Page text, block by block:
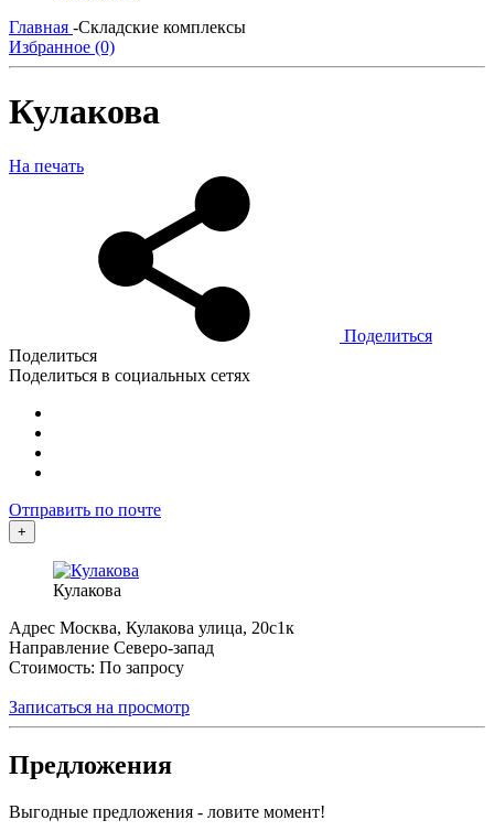
Главная -Складские комплексы
Избранное (0)
Кулакова
На печать
Поделиться
Поделиться
Поделиться в социальных сетях
Отправить по почте
+
Кулакова
Адрес Москва, Кулакова улица, 20с1к
Направление Северо-запад
Стоимость: По запросу
Записаться на просмотр
Предложения
Выгодные предложения - ловите момент!